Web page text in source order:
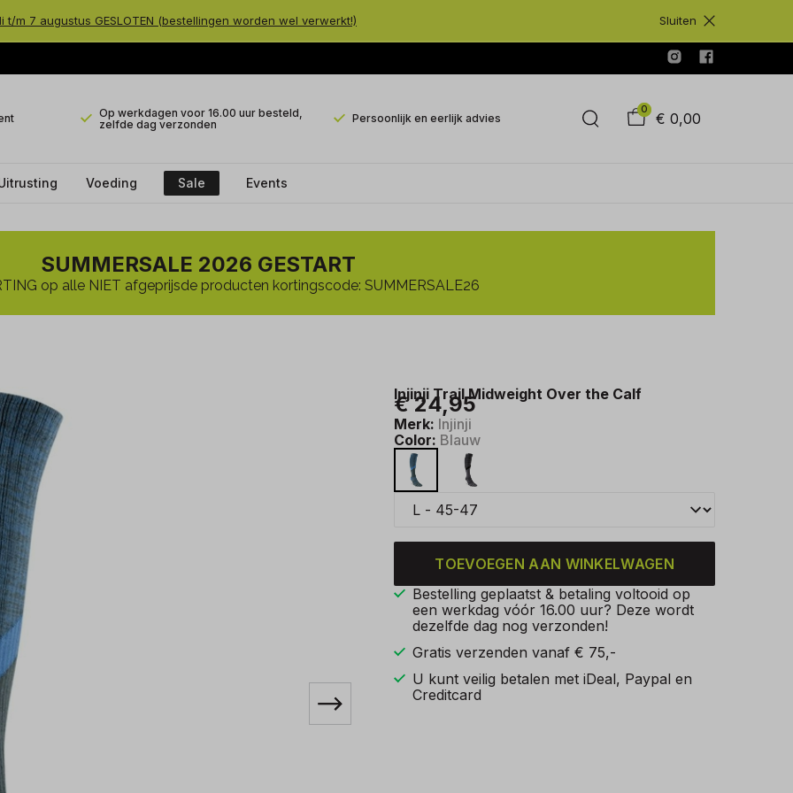
m 7 augustus GESLOTEN (bestellingen worden wel verwerkt!) Sluiten
Op werkdagen voor 16.00 uur besteld,
zelfde dag verzonden
Persoonlijk en eerlijk advies
0
€ 0,00
Voeding Sale Events
SUMMERSALE 2026 GESTART
op alle NIET afgeprijsde producten kortingscode: SUMMERSALE26
Injinji Trail Midweight Over the Calf
€ 24,95
Merk: Injinji
Color: Blauw
TOEVOEGEN AAN WINKELWAGEN
Bestelling geplaatst & betaling voltooid op
een werkdag vóór 16.00 uur? Deze wordt
dezelfde dag nog verzonden!
Gratis verzenden vanaf € 75,-
U kunt veilig betalen met iDeal, Paypal en
Creditcard